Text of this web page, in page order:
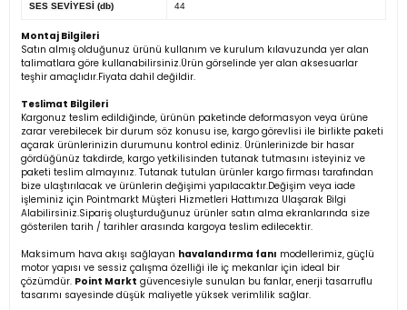
SES SEVİYESİ (db) 44
Montaj Bilgileri
Satın almış olduğunuz ürünü kullanım ve kurulum kılavuzunda yer alan
talimatlara göre kullanabilirsiniz.Ürün görselinde yer alan aksesuarlar
teşhir amaçlıdır.Fiyata dahil değildir.
Teslimat Bilgileri
Kargonuz teslim edildiğinde, ürünün paketinde deformasyon veya ürüne
zarar verebilecek bir durum söz konusu ise, kargo görevlisi ile birlikte paketi
açarak ürünlerinizin durumunu kontrol ediniz. Ürünlerinizde bir hasar
gördüğünüz takdirde, kargo yetkilisinden tutanak tutmasını isteyiniz ve
paketi teslim almayınız. Tutanak tutulan ürünler kargo firması tarafından
bize ulaştırılacak ve ürünlerin değişimi yapılacaktır.Değişim veya iade
işleminiz için Pointmarkt Müşteri Hizmetleri Hattımıza Ulaşarak Bilgi
Alabilirsiniz.Sipariş oluşturduğunuz ürünler satın alma ekranlarında size
gösterilen tarih / tarihler arasında kargoya teslim edilecektir.
Maksimum hava akışı sağlayan havalandırma fanı modellerimiz, güçlü
motor yapısı ve sessiz çalışma özelliği ile iç mekanlar için ideal bir
çözümdür. Point Markt güvencesiyle sunulan bu fanlar, enerji tasarruflu
tasarımı sayesinde düşük maliyetle yüksek verimlilik sağlar.